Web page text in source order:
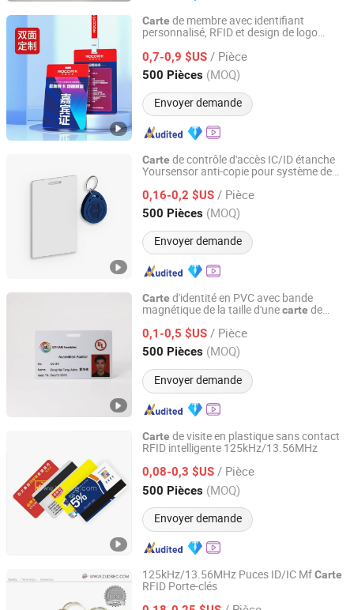
Carte de membre avec identifiant
personnalisé, RFID et design de logo
0,7-0,9 $US / Pièce
500 Pièces (MOQ)
Envoyer demande
Hebei Zhonghu Intelligent Technology Co., Ltd
Hebei, China Depuis 2025
Carte de contrôle d'accès IC/ID étanche
Yoursensor anti-copie pour système de
0,16-0,2 $US / Pièce
500 Pièces (MOQ)
Envoyer demande
Ningbo Yoursensor Electronic Technology Co., Ltd.
Zhejiang, China Depuis 2024
Carte d'identité en PVC avec bande
magnétique de la taille d'unecarte de
0,1-0,5 $US / Pièce
500 Pièces (MOQ)
Envoyer demande
Fortune Smart Tag Co., Limited
Guangdong, China Depuis 2026
Carte de visite en plastique sans contact
RFID intelligente 125kHz/13.56MHz
0,08-0,3 $US / Pièce
500 Pièces (MOQ)
Envoyer demande
Quanzhou Hecere Electronic Co., Ltd.
Fujian, China Depuis 2018
125kHz/13.56MHz Puces ID/IC MfCarte
RFID Porte-clés
Zuden Technology (HK) Co., Limited